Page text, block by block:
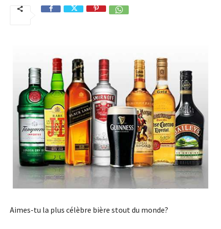
Aimes-tu la plus célèbre bière stout du monde?